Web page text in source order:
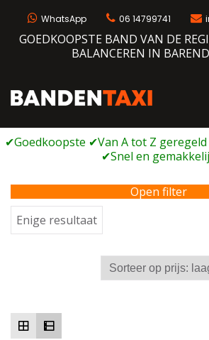
WhatsApp 06 14799741
GOEDKOOPSTE BAND VAN DE
BALANCEREN IN
Open filter
Enige resultaat